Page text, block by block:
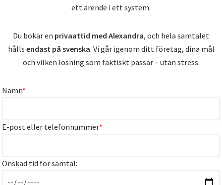
ett ärende i ett system.
Du bokar en privaattid med Alexandra, och hela samtalet
hålls endast på svenska. Vi går igenom ditt företag, dina mål
och vilken lösning som faktiskt passar – utan stress.
Namn*
E-post eller telefonnummer*
Önskad tid för samtal: